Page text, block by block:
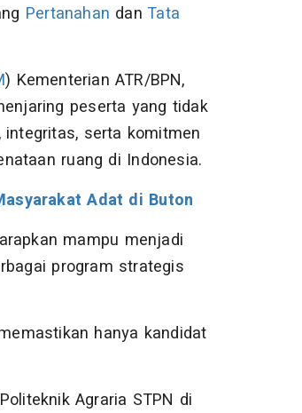
Pertanahan dan Tata
) Kementerian ATR/BPN,
peserta yang tidak
serta komitmen
ruang di Indonesia.
Adat di Buton
mampu menjadi
program strategis
hanya kandidat
Agraria STPN di